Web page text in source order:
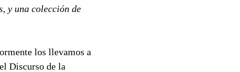
y una colección de
los llevamos a
Discurso de la